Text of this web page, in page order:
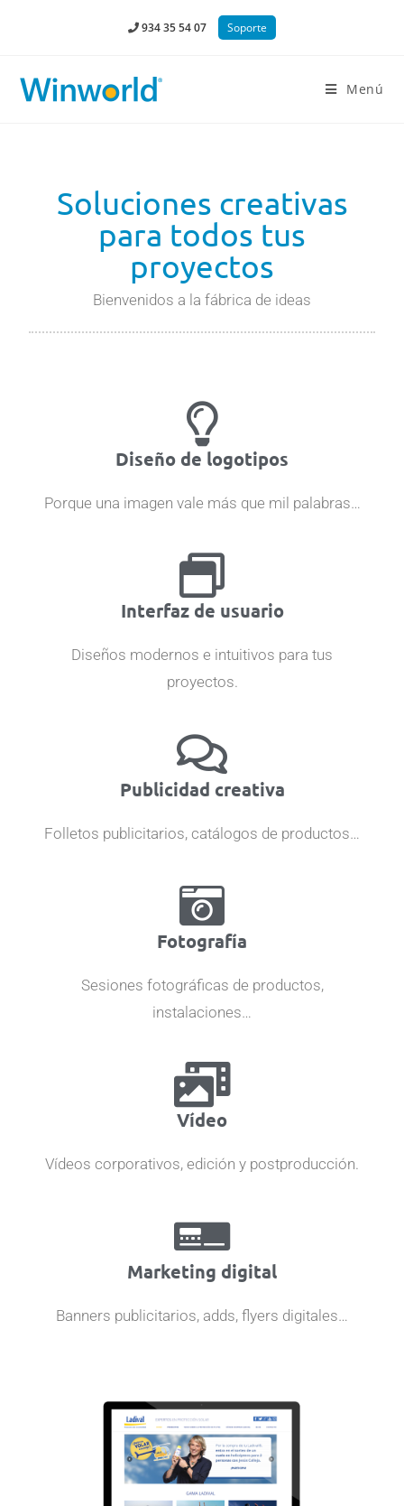
934 35 54 07 Soporte
Menú
Soluciones creativas
para todos tus
proyectos
Bienvenidos a la fábrica de ideas
Diseño de logotipos
Porque una imagen vale más que mil palabras…
Interfaz de usuario
Diseños modernos e intuitivos para tus
proyectos.
Publicidad creativa
Folletos publicitarios, catálogos de productos…
Fotografía
Sesiones fotográficas de productos,
instalaciones…
Vídeo
Vídeos corporativos, edición y postproducción.
Marketing digital
Banners publicitarios, adds, flyers digitales…